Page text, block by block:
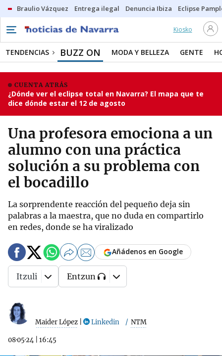
Braulio Vázquez Entrega ilegal Denuncia Ibiza Eclipse
Kiosko
TENDENCIAS BUZZ ON MODA Y BELLEZA GENTE
CUENTA ATRÁS
¿Dónde ver el eclipse total en Navarra? El mapa que te
dice dónde estar el 12 de agosto
Una profesora emociona a un
alumno con una práctica
solución a su problema con
el bocadillo
La sorprendente reacción del pequeño deja sin
palabras a la maestra, que no duda en compartirlo
en redes, donde se ha viralizado
Maider López Linkedin NTM
08·05·24 16:45
Añádenos en Google
Itzuli Entzun